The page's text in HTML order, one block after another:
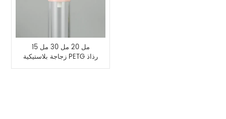
15 مل 20 مل 30 مل
زجاجة بلاستيكية PETG رذاذ
زجاجة مضخة الرش